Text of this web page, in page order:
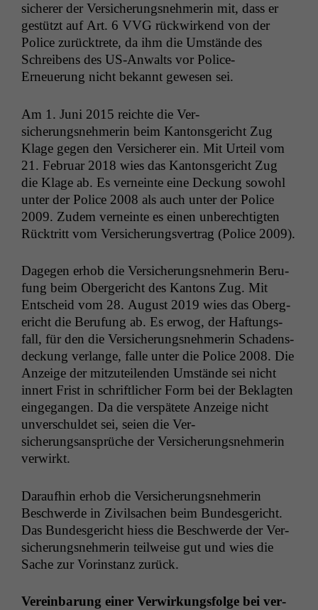
sicher­er der Ver­sicherungsnehmerin mit, dass er
gestützt auf Art. 6 VVG rück­wirk­end von der
Police zurück­trete, da ihm die Umstände des
Schreibens des US-Anwalts vor Police-
Erneuerung nicht bekan­nt gewe­sen sei.
Am 1. Juni 2015 reichte die Ver­
sicherungsnehmerin beim Kan­ton­s­gericht Zug
Klage gegen den Ver­sicher­er ein. Mit Urteil vom
21. Feb­ru­ar 2018 wies das Kan­ton­s­gericht Zug
die Klage ab. Es verneinte eine Deck­ung sowohl
unter der Police 2008 als auch unter der Police
2009. Zudem verneinte es einen unberechtigten
Rück­tritt vom Ver­sicherungsver­trag (Police 2009).
Dage­gen erhob die Ver­sicherungsnehmerin Beru­
fung beim Oberg­ericht des Kan­tons Zug. Mit
Entscheid vom 28. August 2019 wies das Oberg­
ericht die Beru­fung ab. Es erwog, der Haf­tungs­
fall, für den die Ver­sicherungsnehmerin Schadens­
deck­ung ver­lange, falle unter die Police 2008. Die
Anzeige der mitzuteilen­den Umstände sei nicht
innert Frist in schriftlich­er Form bei der Beklagten
einge­gan­gen. Da die ver­spätete Anzeige nicht
unver­schuldet sei, seien die Ver­
sicherungsansprüche der Ver­sicherungsnehmerin
verwirkt.
Daraufhin erhob die Ver­sicherungsnehmerin
Beschw­erde in Zivil­sachen beim Bun­des­gericht.
Das Bun­des­gericht hiess die Beschw­erde der Ver­
sicherungsnehmerin teil­weise gut und wies die
Sache zur Vorin­stanz zurück.
Vere­in­barung ein­er Ver­wirkungs­folge bei ver­